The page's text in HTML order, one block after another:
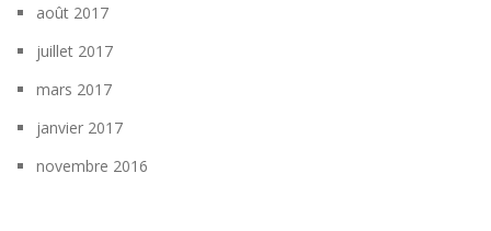
août 2017
juillet 2017
mars 2017
janvier 2017
novembre 2016